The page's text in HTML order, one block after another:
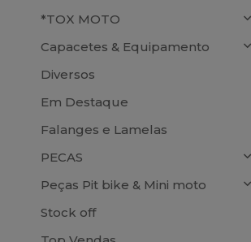
*TOX MOTO
Capacetes & Equipamento
Diversos
Em Destaque
Falanges e Lamelas
PECAS
Peças Pit bike & Mini moto
Stock off